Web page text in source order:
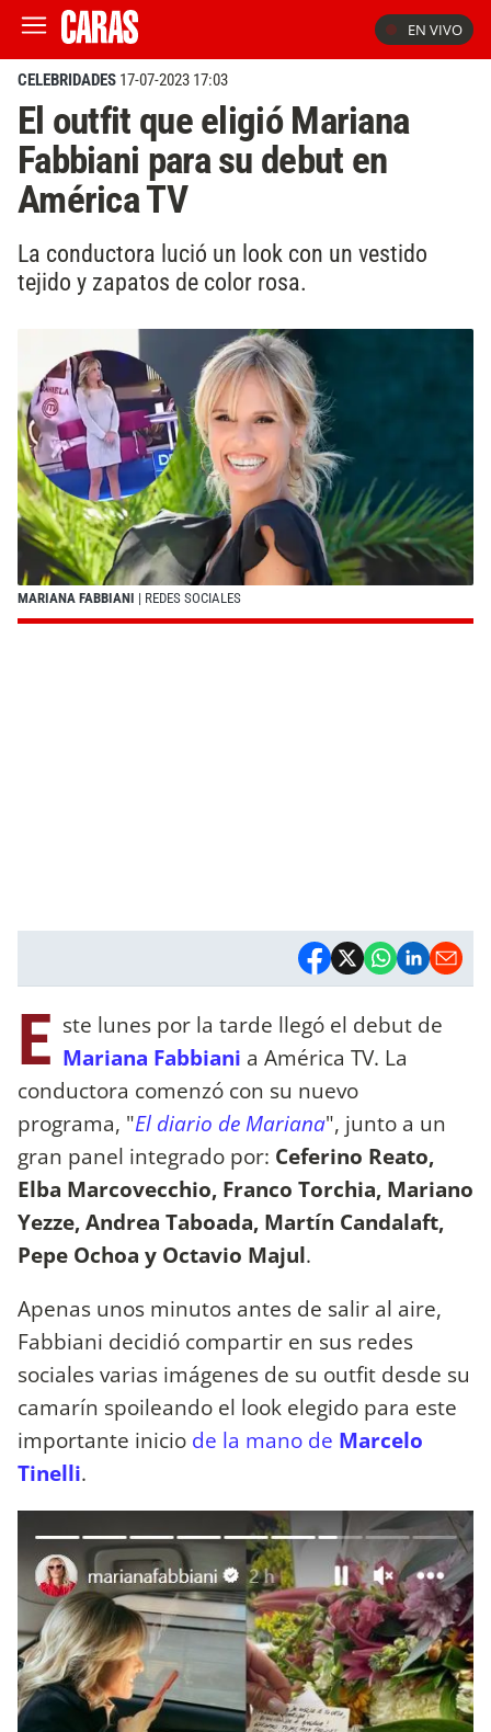
EN VIVO
CELEBRIDADES 17-07-2023 17:03
El outfit que eligió Mariana
Fabbiani para su debut en
América TV
La conductora lució un look con un vestido
tejido y zapatos de color rosa.
MARIANA FABBIANI | REDES SOCIALES
E ste lunes por la tarde llegó el debut de
Mariana Fabbiani a América TV. La
conductora comenzó con su nuevo
programa, "El diario de Mariana", junto a un
gran panel integrado por: Ceferino Reato,
Elba Marcovecchio, Franco Torchia, Mariano
Yezze, Andrea Taboada, Martín Candalaft,
Pepe Ochoa y Octavio Majul.
Apenas unos minutos antes de salir al aire,
Fabbiani decidió compartir en sus redes
sociales varias imágenes de su outfit desde su
camarín spoileando el look elegido para este
importante inicio de la mano de Marcelo
Tinelli.